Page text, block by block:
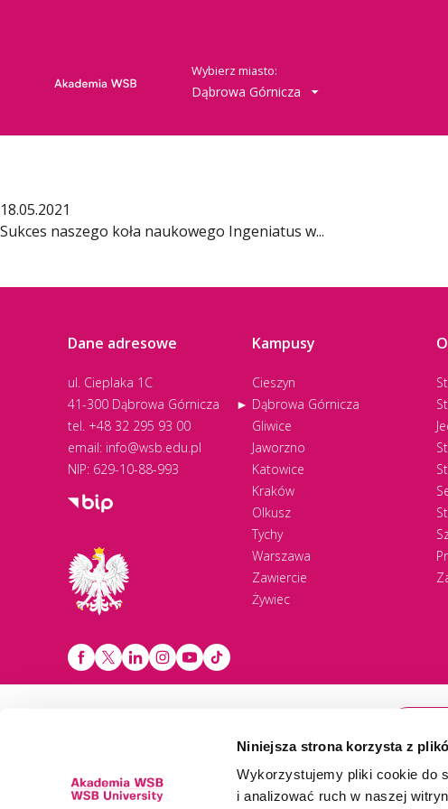
Niniejsza strona korzysta z
Wykorzystujemy pliki cookie do
i analizować ruch w naszej
Wybierz miasto:
Dąbrowa Górnicza
18.05.2021
Sukces naszego koła naukowego Ingeniatus w...
Dane adresowe
ul. Cieplaka 1C
41-300 Dąbrowa Górnicza
tel. +48 32 295 93 00
email: info@wsb.edu.pl
NIP: 629-10-88-993
Kampusy
Cieszyn
Dąbrowa Górnicza
Gliwice
Jaworzno
Katowice
Kraków
Olkusz
Tychy
Warszawa
Zawiercie
Żywiec